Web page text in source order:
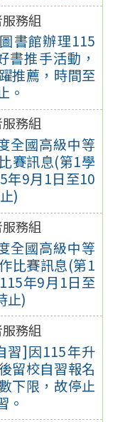
務組
書館辦理115
書推手活動，
推薦，時間至
。
務組
全國高級中等
賽訊息(第1學
年9月1日至10
)
務組
全國高級中等
比賽訊息(第1
年9月1日至
止)
務組
習]因115年升
留校自習報名
下限，故停止
。